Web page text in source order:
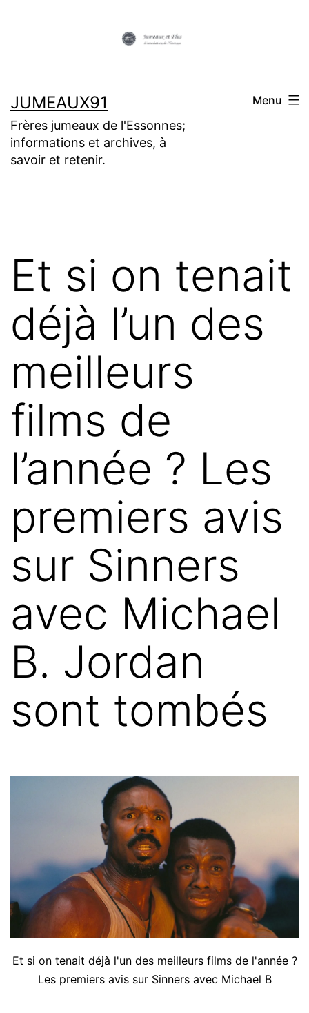
JUMEAUX91
Frères jumeaux de l'Essonnes;
informations et archives, à
savoir et retenir.
Menu
Et si on tenait
déjà l’un des
meilleurs
films de
l’année ? Les
premiers avis
sur Sinners
avec Michael
B. Jordan
sont tombés
Et si on tenait déjà l'un des meilleurs films de l'année ?
Les premiers avis sur Sinners avec Michael B